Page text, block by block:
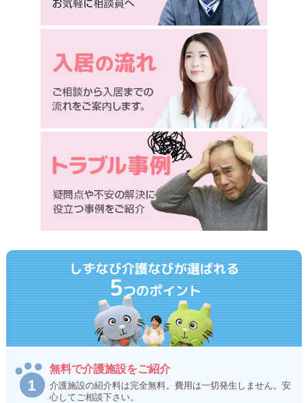
しずなび介護なびが選ばれる
5つのポイント
無料で介護施設をご紹介
介護施設の紹介料は完全無料。費用は一切発生しません。安
心してご相談下さい。